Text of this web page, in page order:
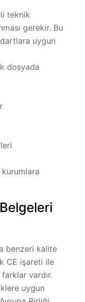
teknik
gerekir. Bu
uygun
dosyada
benzeri kalite
CE işareti ile
vardır.
uygun